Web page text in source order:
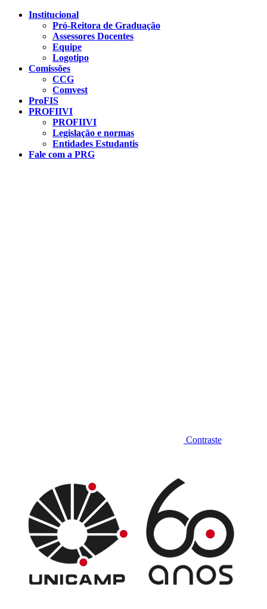
Conteúdo principal
Institucional
Pró-Reitora de Graduação
Assessores Docentes
Equipe
Logotipo
Comissões
CCG
Comvest
ProFIS
PROFIIVI
PROFIIVI
Legislação e normas
Entidades Estudantis
Fale com a PRG
Contraste